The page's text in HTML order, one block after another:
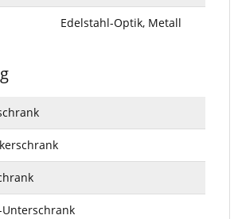
Edelstahl-Optik, Metall
Unterschrank